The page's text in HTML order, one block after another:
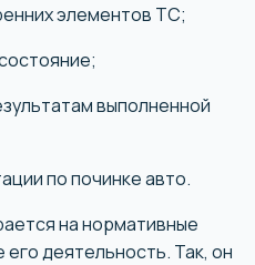
элементов ТС;
выполненной
по починке авто.
на нормативные
деятельность. Так, он